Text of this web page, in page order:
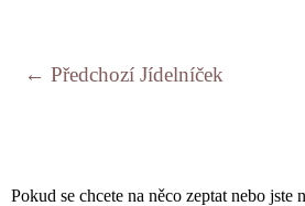
← Předchozí Jídelníček
Pokud se chcete na něco zeptat nebo jste